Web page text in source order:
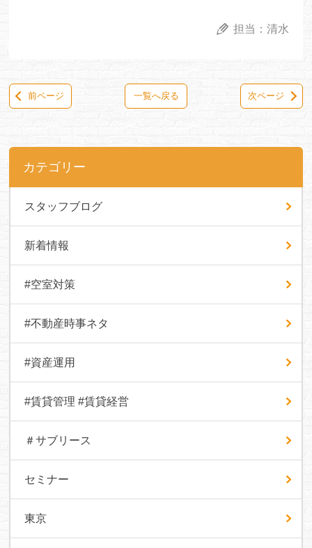
担当： 清水
前ページ 一覧へ戻る 次ページ
カテゴリー
スタッフブログ
新着情報
#空室対策
#不動産時事ネタ
#資産運用
#賃貸管理 #賃貸経営
＃サブリース
セミナー
東京